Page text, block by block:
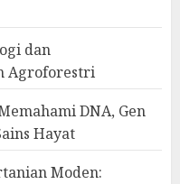
dan
Agroforestri
DNA, Gen
Hayat
Moden: